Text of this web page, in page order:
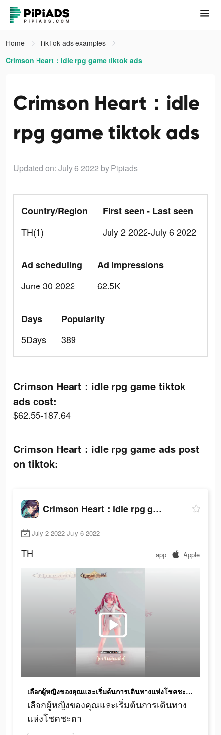
Home
TikTok ads examples
Crimson Heart：idle rpg game tiktok ads
Crimson Heart：idle
rpg game tiktok ads
Updated on: July 6 2022 by Pipiads
Country/Region
TH(1)
First seen - Last seen
July 2 2022-July 6 2022
Ad scheduling
June 30 2022
Ad Impressions
62.5K
Days
5Days
Popularity
389
Crimson Heart：idle rpg game tiktok
ads cost:
$62.55-187.64
Crimson Heart：idle rpg game ads post
on tiktok:
Crimson Heart：idle rpg game
July 2 2022-July 6 2022
TH app Apple
เลือกผู้หญิงของคุณและเริ่มต้นการเดินทางแห่งโชคชะตา
เลือกผู้หญิงของคุณและเริ่มต้นการเดินทาง
แห่งโชคชะตา